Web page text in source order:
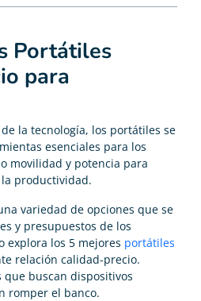
Portátiles
para
la tecnología, los portátiles se
esenciales para los
movilidad y potencia para
productividad.
variedad de opciones que se
y presupuestos de los
explora los 5 mejores portátiles
relación calidad-precio.
buscan dispositivos
romper el banco.